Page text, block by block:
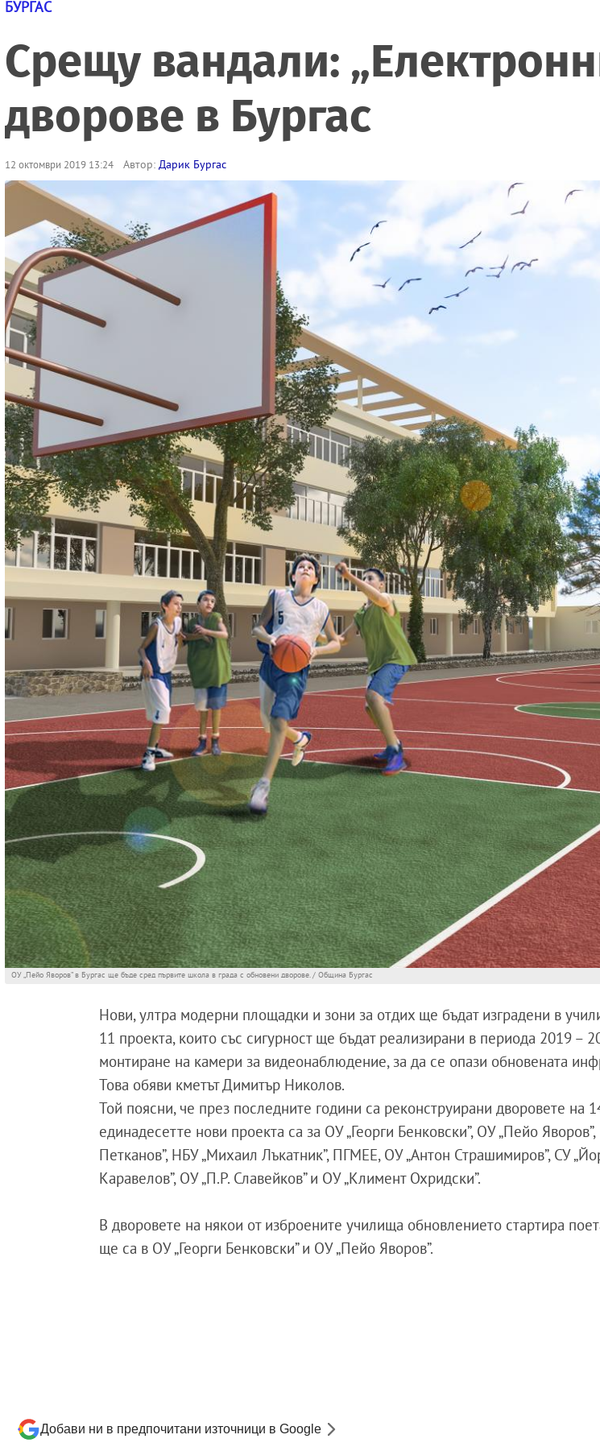
БУРГАС
Срещу вандали:
дворове в Бургас
12 октомври 2019 13:24 Автор: Дарик Бургас
ОУ „Пейо Яворов” в Бургас ще бъде сред първите школа в града с обновени дворове. / Община Бургас
Нови, ултра модерни площадки и зони за отдих ще бъдат изградени в
11 проекта, които със сигурност ще бъдат реализирани в периода 2019 –
монтиране на камери за видеонаблюдение, за да се опази обновената
Това обяви кметът Димитър Николов.
Той поясни, че през последните години са реконструирани дворовете на
единадесетте нови проекта са за ОУ „Георги Бенковски”, ОУ „Пейо Яворов”,
Петканов”, НБУ „Михаил Лъкатник”, ПГМЕЕ, ОУ „Антон Страшимиров”, СУ
Каравелов”, ОУ „П.Р. Славейков” и ОУ „Климент Охридски”.
В дворовете на някои от изброените училища обновлението стартира
ще са в ОУ „Георги Бенковски” и ОУ „Пейо Яворов”.
Добави ни в предпочитани източници в Google